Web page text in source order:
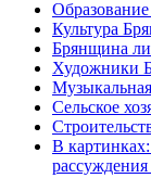
Культура
Брянщина
Художники
Сельское
В